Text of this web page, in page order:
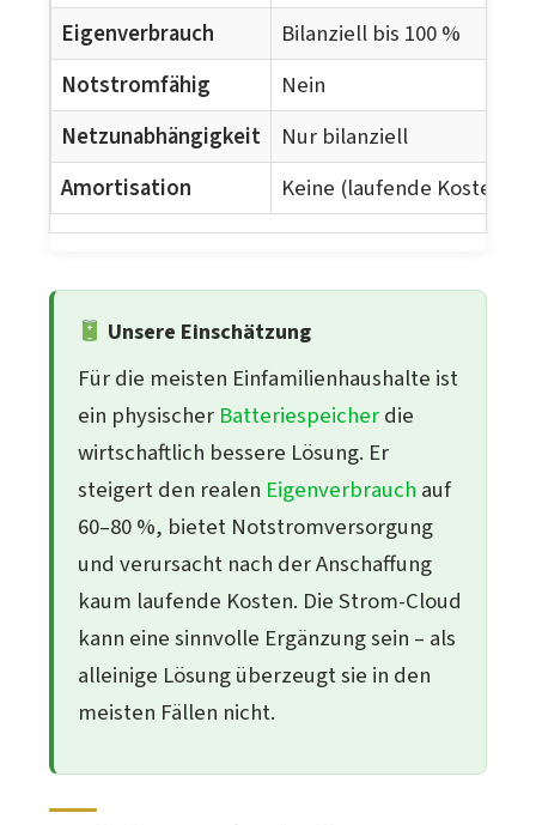
Eigenverbrauch
Bilanziell bis 100 %
Notstromfähig
Nein
Netzunabhängigkeit
Nur bilanziell
Amortisation
Keine (laufende Kosten)
Unsere Einschätzung
Für die meisten Einfamilienhaushalte ist
ein physischer Batteriespeicherdie
wirtschaftlich bessere Lösung. Er
steigert den realen Eigenverbrauch auf
60–80 %, bietet Notstromversorgung
und verursacht nach der Anschaffung
kaum laufende Kosten. Die Strom-Cloud
kann eine sinnvolle Ergänzung sein – als
alleinige Lösung überzeugt sie in den
meisten Fällen nicht.